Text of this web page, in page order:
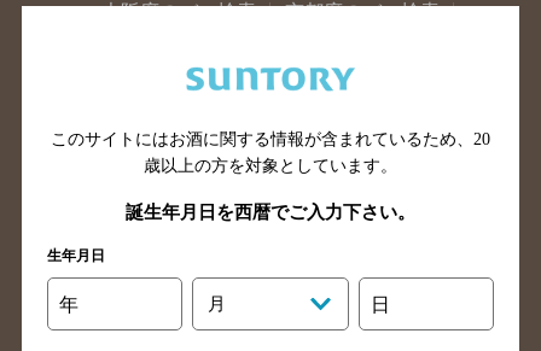
大阪府のバー検索
京都府のバー検索
滋賀県のバー検索
和歌山県のバー検索
山口県のバー検索
鳥取県のバー検索
島根県のバー検索
徳島県のバー検索
高知県のバー検索
福岡県のバー検索
長崎県のバー検索
佐賀県のバー検索
このサイトにはお酒に関する情報が含まれているため、 20
歳以上の方を対象としています。
誕生年月日を西暦でご入力下さい。
生年月日
年 月 日